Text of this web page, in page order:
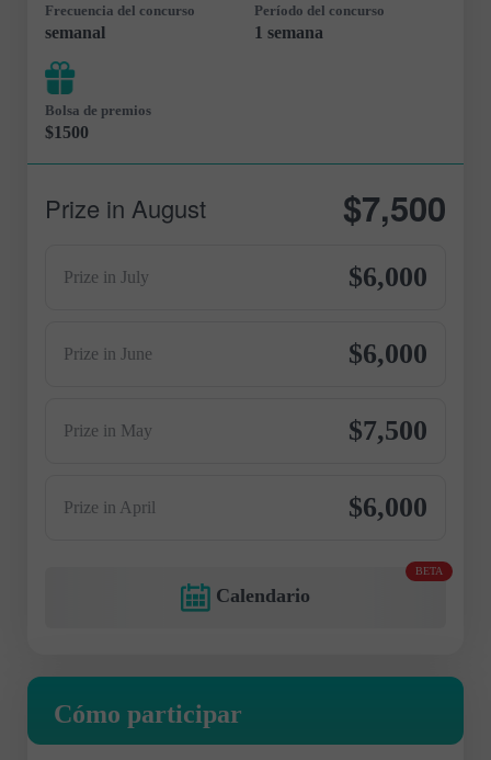
Frecuencia del concurso
semanal
Período del concurso
1 semana
Bolsa de premios
$1500
$7,500
Prize in August
Prize in July $6,000
Prize in June $6,000
Prize in May $7,500
Prize in April $6,000
Calendario
BETA
Cómo participar